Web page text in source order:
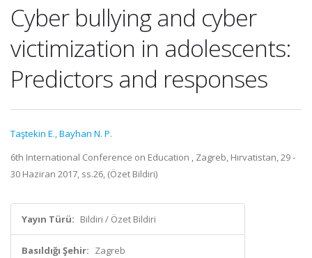
Cyber bullying and cyber
victimization in adolescents:
Predictors and responses
Taştekin E.,Bayhan N. P.
6th International Conference on Education , Zagreb, Hırvatistan, 29 -
30 Haziran 2017, ss.26, (Özet Bildiri)
Yayın Türü: Bildiri / Özet Bildiri
Basıldığı Şehir: Zagreb